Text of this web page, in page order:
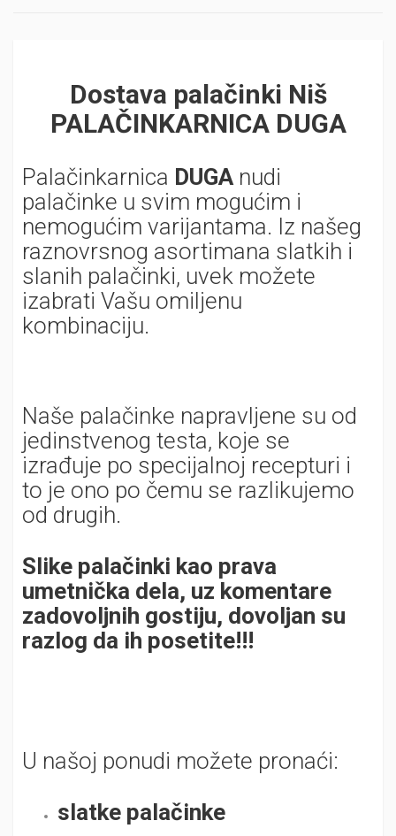
Dostava palačinki Niš
PALAČINKARNICA DUGA
Palačinkarnica DUGA nudi
palačinke u svim mogućim i
nemogućim varijantama. Iz našeg
raznovrsnog asortimana slatkih i
slanih palačinki, uvek možete
izabrati Vašu omiljenu
kombinaciju.
Naše palačinke napravljene su od
jedinstvenog testa, koje se
izrađuje po specijalnoj recepturi i
to je ono po čemu se razlikujemo
od drugih.
Slike palačinki kao prava
umetnička dela, uz komentare
zadovoljnih gostiju, dovoljan su
razlog da ih posetite!!!
U našoj ponudi možete pronaći:
slatke palačinke